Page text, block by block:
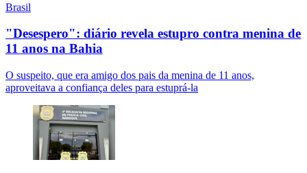
Brasil
"Desespero": diário revela estupro contra menina de
11 anos na Bahia
O suspeito, que era amigo dos pais da menina de 11 anos,
aproveitava a confiança deles para estuprá-la